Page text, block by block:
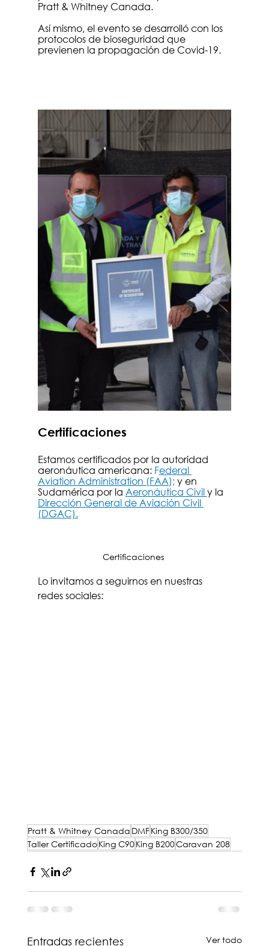
Pratt & Whitney Canada.
Así mismo, el evento se desarrolló con los
protocolos de bioseguridad que
previenen la propagación de Covid-19.
Certificaciones
Estamos certificados por la autoridad
aeronáutica americana: Federal
Aviation Administration (FAA); y en
Sudamérica por la Aeronáutica Civil y la
Dirección General de Aviación Civil
(DGAC).
Certificaciones
Lo invitamos a seguirnos en nuestras
redes sociales:
Pratt & Whitney Canada DMFKing B300/350
Taller CertificadoKing C90King B200Caravan 208
Entradas recientes Ver todo